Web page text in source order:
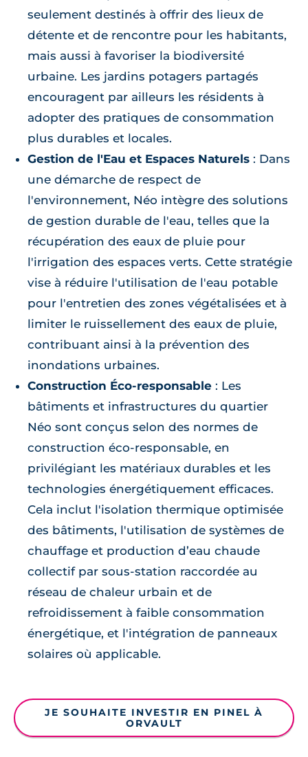
seulement destinés à offrir des lieux de
détente et de rencontre pour les habitants,
mais aussi à favoriser la biodiversité
urbaine. Les jardins potagers partagés
encouragent par ailleurs les résidents à
adopter des pratiques de consommation
plus durables et locales.
Gestion de l'Eau et Espaces Naturels : Dans
une démarche de respect de
l'environnement, Néo intègre des solutions
de gestion durable de l'eau, telles que la
récupération des eaux de pluie pour
l'irrigation des espaces verts. Cette stratégie
vise à réduire l'utilisation de l'eau potable
pour l'entretien des zones végétalisées et à
limiter le ruissellement des eaux de pluie,
contribuant ainsi à la prévention des
inondations urbaines.
Construction Éco-responsable : Les
bâtiments et infrastructures du quartier
Néo sont conçus selon des normes de
construction éco-responsable, en
privilégiant les matériaux durables et les
technologies énergétiquement efficaces.
Cela inclut l'isolation thermique optimisée
des bâtiments, l'utilisation de systèmes de
chauffage et production d’eau chaude
collectif par sous-station raccordée au
réseau de chaleur urbain et de
refroidissement à faible consommation
énergétique, et l'intégration de panneaux
solaires où applicable.
JE SOUHAITE INVESTIR EN PINEL À
ORVAULT